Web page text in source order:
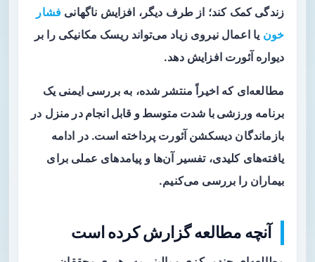
زندگی کمک کند؛ از طرف دیگر، افزایش ناگهانی فشار
خون یا اعمال نیروی زیاد می‌تواند ریسک مکانیکی را بر
دیواره آئورت افزایش دهد.
مطالعه‌ای که اخیراً منتشر شده، به بررسی ایمنی یک
برنامه ورزشی با شدت متوسط و قابل انجام در منزل در
بازماندگان دیسکشن آئورت پرداخته است. در ادامه
یافته‌های کلیدی، تفسیر آن‌ها و پیامدهای عملی برای
بیماران را بررسی می‌کنیم.
آنچه مطالعه گزارش کرده است